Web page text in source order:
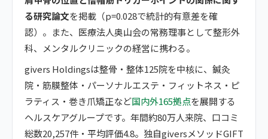
る研究論文を掲載（p=0.028で統計的有意差を確
認）。また、医療法人奥山会の常務理事として整形外
科、メンタルクリニックの経営に携わる。
givers Holdingsは整骨・整体125院を中核に、鍼灸
院・筋膜整体・パーソナルエステ・フィットネス・ピ
ラティス・巻き爪矯正など国内外165拠点を展開する
ヘルスケアグループです。年間約80万人来院、口コミ
総数20,257件・平均評価4.8。独自giversメソッドGIFT